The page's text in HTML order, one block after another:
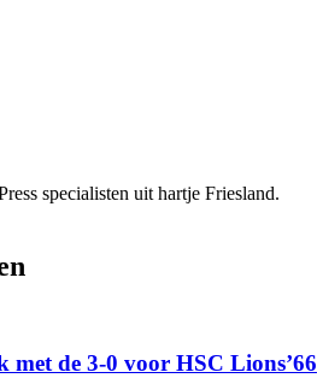
specialisten uit hartje Friesland.
de 3-0 voor HSC Lions’66